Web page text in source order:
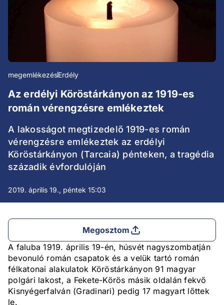
megemlékezésErdély
Az erdélyi Köröstárkányon az 1919-es
román vérengzésre emlékeztek
A lakosságot megtizedelő 1919-es román
vérengzésre emlékeztek az erdélyi
Köröstárkányon (Tarcaia) pénteken, a tragédia
századik évfordulóján
2019. április 19., péntek 15:03
Megosztom
A faluba 1919. április 19-én, húsvét nagyszombatján
bevonuló román csapatok és a velük tartó román
félkatonai alakulatok Köröstárkányon 91 magyar
polgári lakost, a Fekete-Körös másik oldalán fekvő
Kisnyégerfalván (Gradinari) pedig 17 magyart lőttek
le.